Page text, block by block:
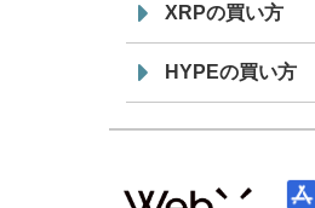
XRPの買い方
HYPEの買い方